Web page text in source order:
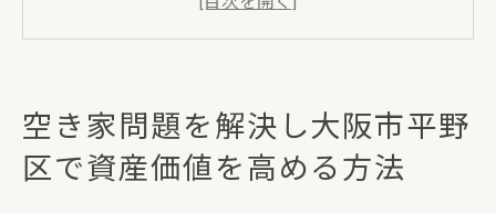
地元不動産市場の動向を把握して最適な資
産活用を
空き家問題を解決し大阪市平野
区で資産価値を高める方法